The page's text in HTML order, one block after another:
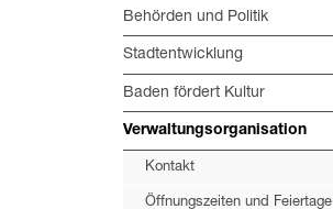
Behörden und Politik
Stadtentwicklung
Baden fördert Kultur
Verwaltungsorganisation
Kontakt
Öffnungszeiten und Feiertage